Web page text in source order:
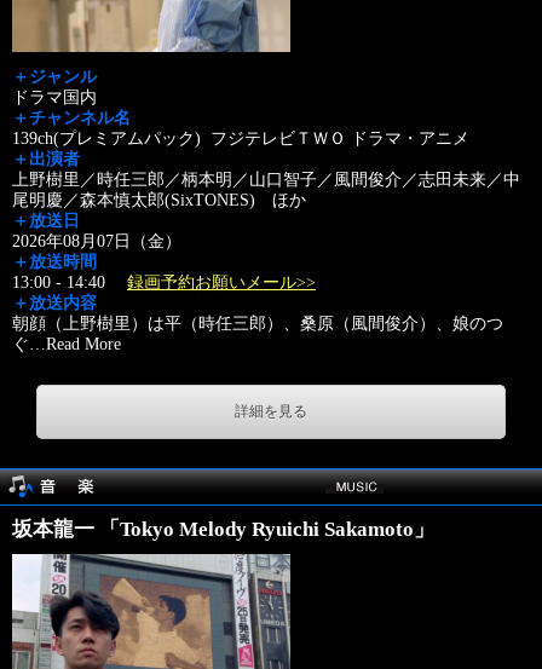
＋ジャンル
ドラマ国内
＋チャンネル名
139ch(プレミアムパック) フジテレビＴＷＯ ドラマ・アニメ
＋出演者
上野樹里／時任三郎／柄本明／山口智子／風間俊介／志田未来／中
尾明慶／森本慎太郎(SixTONES) ほか
＋放送日
2026年08月07日（金）
＋放送時間
13:00 - 14:40 録画予約お願いメール>>
＋放送内容
朝顔（上野樹里）は平（時任三郎）、桑原（風間俊介）、娘のつ
ぐ…Read More
詳細を見る
坂本龍一 「Tokyo Melody Ryuichi Sakamoto」